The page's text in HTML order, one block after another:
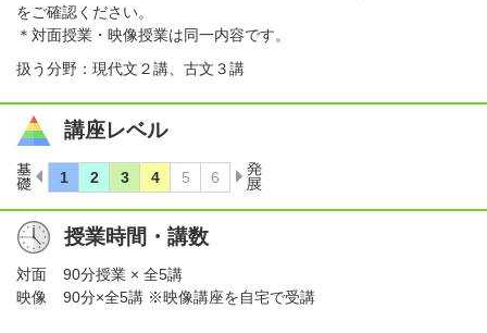
をご確認ください。
＊対面授業・映像授業は同一内容です。
扱う分野：現代文２講、古文３講
講座レベル
授業時間・講数
対面
90分授業 × 全5講
映像
90分×全5講 ※映像講座を自宅で受講